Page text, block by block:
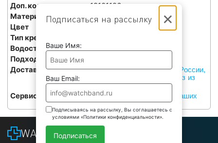
×
Подписаться на рассылку
Ваше Имя:
Ваш Email:
Подписываясь на рассылку, Вы соглашаетесь с
условиями «Политики конфиденциальности».
Подписаться
Доп. код
19101126
Материал
Пластик
Цвет
Прозрачный
Тип крепления
Водостойкость
Подходит для часов
Доставка
Курьерами СДЭК по всей России,
или бесплатный самовывоз из
наших сервисов в Москве
Сервис
Бесплатная установка в наших
сервисах в Москве
WATCHBAND